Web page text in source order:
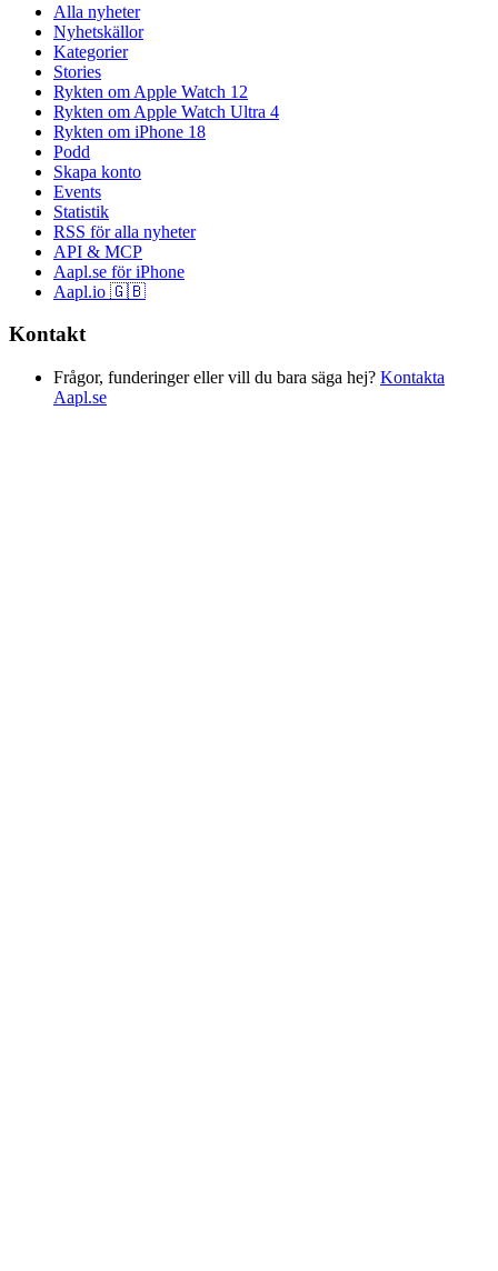
Alla nyheter
Nyhetskällor
Kategorier
Stories
Rykten om Apple Watch 12
Rykten om Apple Watch Ultra 4
Rykten om iPhone 18
Podd
Skapa konto
Events
Statistik
RSS för alla nyheter
API & MCP
Aapl.se för iPhone
Aapl.io 🇬🇧
Kontakt
Frågor, funderinger eller vill du bara säga hej? Kontakta
Aapl.se